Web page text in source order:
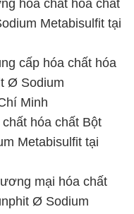
mại hóa chất
Ø Sodium
Minh
hóa chất hóa
Ø Sodium
Minh
chất hóa chất
Metabisulfit tại
hóa chất Bột
Metabisulfit tại